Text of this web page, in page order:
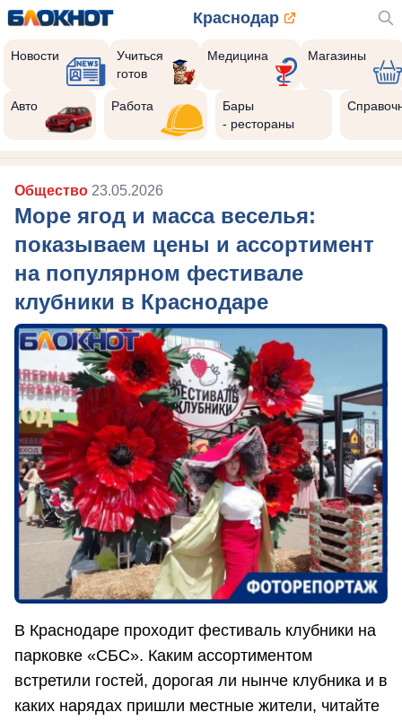
Краснодар
Новости
Учиться
готов
Медицина Магазины
Авто Работа
Бары
- рестораны
Общество 23.05.2026
Море ягод и масса веселья:
показываем цены и ассортимент
на популярном фестивале
клубники в Краснодаре
В Краснодаре проходит фестиваль клубники на
парковке «СБС». Каким ассортиментом
встретили гостей, дорогая ли нынче клубника и в
каких нарядах пришли местные жители, читайте